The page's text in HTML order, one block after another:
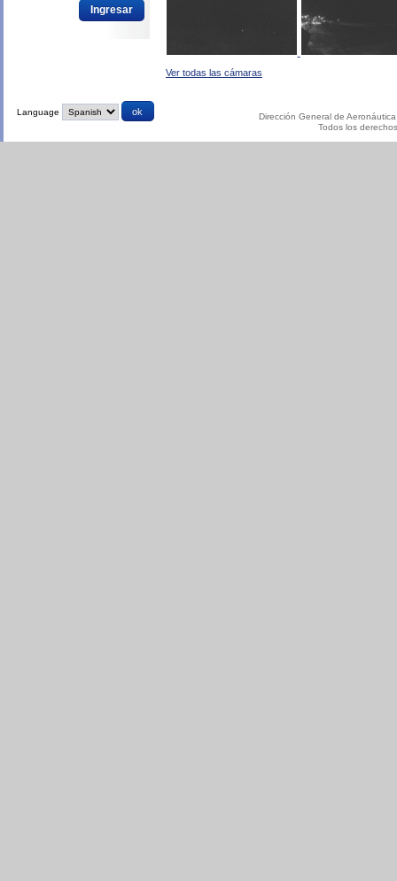
Ver todas las cámaras
Language
Dirección General de
Todos los